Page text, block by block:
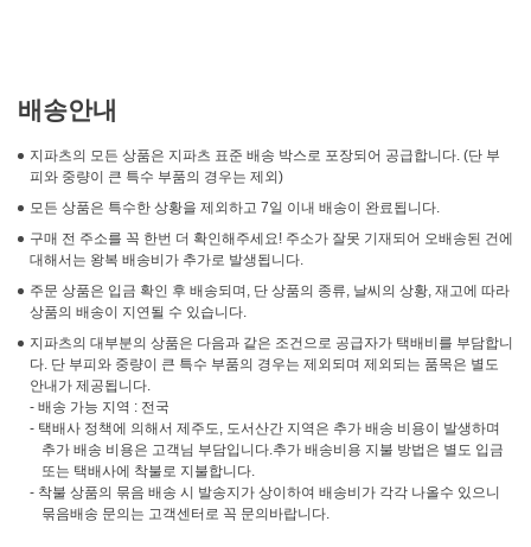
배송안내
지파츠의 모든 상품은 지파츠 표준 배송 박스로 포장되어 공급합니다. (단 부
피와 중량이 큰 특수 부품의 경우는 제외)
모든 상품은 특수한 상황을 제외하고 7일 이내 배송이 완료됩니다.
구매 전 주소를 꼭 한번 더 확인해주세요! 주소가 잘못 기재되어 오배송된 건에
대해서는 왕복 배송비가 추가로 발생됩니다.
주문 상품은 입금 확인 후 배송되며, 단 상품의 종류, 날씨의 상황, 재고에 따라
상품의 배송이 지연될 수 있습니다.
지파츠의 대부분의 상품은 다음과 같은 조건으로 공급자가 택배비를 부담합니
다. 단 부피와 중량이 큰 특수 부품의 경우는 제외되며 제외되는 품목은 별도
안내가 제공됩니다.
- 배송 가능 지역 : 전국
- 택배사 정책에 의해서 제주도, 도서산간 지역은 추가 배송 비용이 발생하며
추가 배송 비용은 고객님 부담입니다.추가 배송비용 지불 방법은 별도 입금
또는 택배사에 착불로 지불합니다.
- 착불 상품의 묶음 배송 시 발송지가 상이하여 배송비가 각각 나올수 있으니
묶음배송 문의는 고객센터로 꼭 문의바랍니다.